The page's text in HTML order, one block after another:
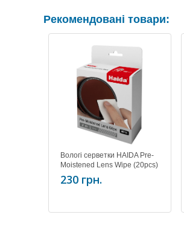
Рекомендовані товари:
Вологі серветки HAIDA Pre-
Moistened Lens Wipe (20pcs)
HD4634
230 грн.